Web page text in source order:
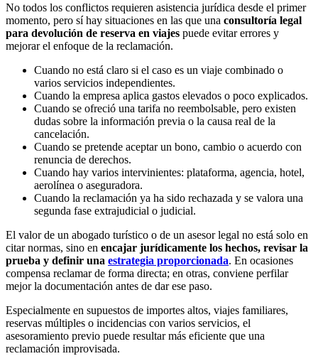
No todos los conflictos requieren asistencia jurídica desde el primer
momento, pero sí hay situaciones en las que una consultoría legal
para devolución de reserva en viajes puede evitar errores y
mejorar el enfoque de la reclamación.
Cuando no está claro si el caso es un viaje combinado o
varios servicios independientes.
Cuando la empresa aplica gastos elevados o poco explicados.
Cuando se ofreció una tarifa no reembolsable, pero existen
dudas sobre la información previa o la causa real de la
cancelación.
Cuando se pretende aceptar un bono, cambio o acuerdo con
renuncia de derechos.
Cuando hay varios intervinientes: plataforma, agencia, hotel,
aerolínea o aseguradora.
Cuando la reclamación ya ha sido rechazada y se valora una
segunda fase extrajudicial o judicial.
El valor de un abogado turístico o de un asesor legal no está solo en
citar normas, sino en encajar jurídicamente los hechos, revisar la
prueba y definir una estrategia proporcionada. En ocasiones
compensa reclamar de forma directa; en otras, conviene perfilar
mejor la documentación antes de dar ese paso.
Especialmente en supuestos de importes altos, viajes familiares,
reservas múltiples o incidencias con varios servicios, el
asesoramiento previo puede resultar más eficiente que una
reclamación improvisada.